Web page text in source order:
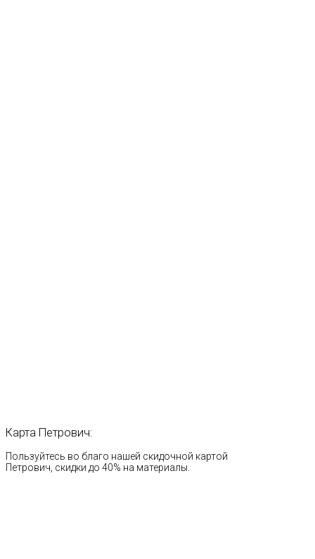
Карта Петрович:
Пользуйтесь во благо нашей скидочной картой
Петрович, скидки до 40% на материалы.